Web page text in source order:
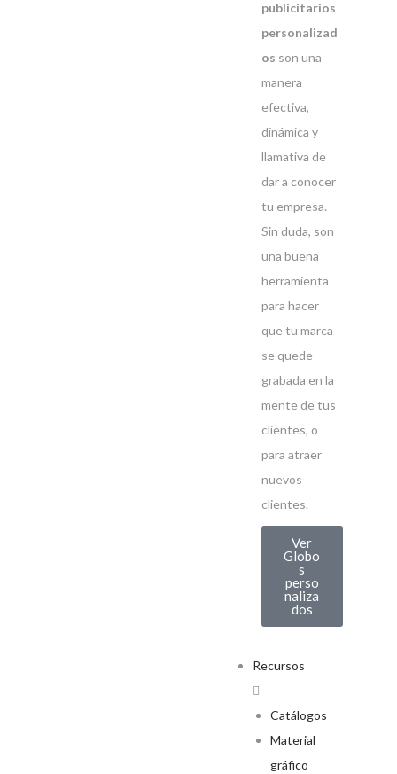
publicitarios
personalizad
os son una
manera
efectiva,
dinámica y
llamativa de
dar a conocer
tu empresa.
Sin duda, son
una buena
herramienta
para hacer
que tu marca
se quede
grabada en la
mente de tus
clientes, o
para atraer
nuevos
clientes.
Ver
Globo
s
perso
naliza
dos
Recursos
Catálogos
Material
gráfico